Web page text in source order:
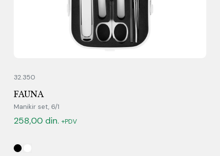
32.350
FAUNA
Manikir set, 6/1
258,00 din. +PDV